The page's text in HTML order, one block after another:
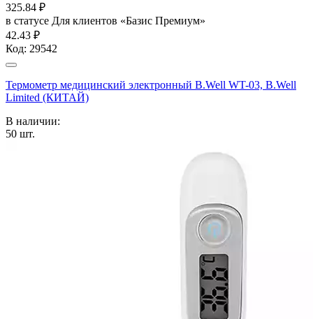
325.84 ₽
в статусе Для клиентов «Базис Премиум»
42.43 ₽
Код: 29542
Термометр медицинский электронный B.Well WT-03, B.Well
Limited (КИТАЙ)
В наличии:
50 шт.